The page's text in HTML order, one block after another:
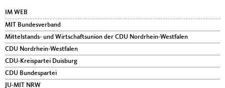
IM WEB
MIT Bundesverband
Mittelstands- und Wirtschaftsunion der CDU Nordrhein-Westfalen
CDU Nordrhein-Westfalen
CDU-Kreispartei Duisburg
CDU Bundespartei
JU-MIT NRW